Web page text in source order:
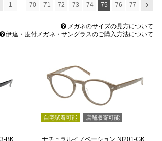
前へ
1 70 71 72 73 74 75 76 77
メガネのサイズの見方について
伊達・度付メガネ・サングラスのご購入方法について
BK
自宅試着可能 店舗取寄可能
ナチュラルイノベーション NI201-GK